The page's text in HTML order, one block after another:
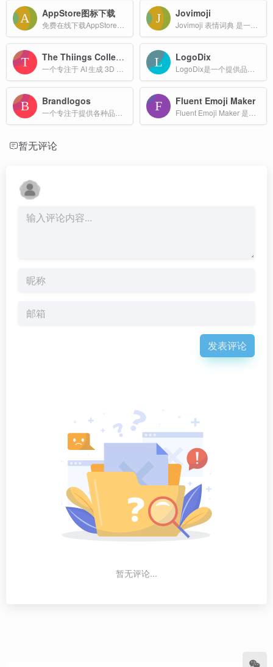
AppStore图标下载 Jovimoji
The Thiings Collection LogoDix
Brandlogos Fluent Emoji Maker
暂无评论
发表评论
暂无评论...